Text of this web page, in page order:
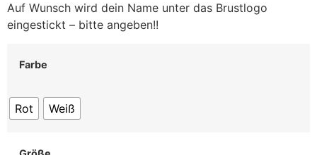
Auf Wunsch wird dein Name unter das Brustlogo
eingestickt – bitte angeben!!
Farbe
Rot Weiß